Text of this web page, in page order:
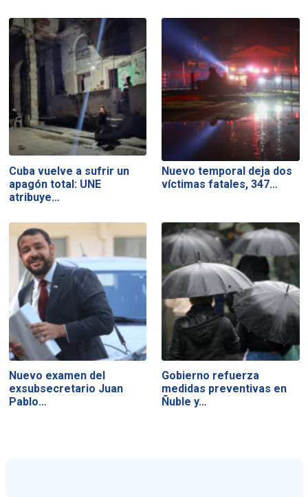
Cuba vuelve a sufrir un
apagón total: UNE
atribuye…
Nuevo temporal deja dos
víctimas fatales, 347…
Nuevo examen del
exsubsecretario Juan
Pablo…
Gobierno refuerza
medidas preventivas en
Ñuble y…